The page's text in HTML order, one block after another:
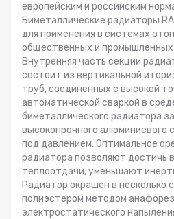
европейским и российским
Биметаллические радиаторы
для применения в системах
общественных и промышленных
Внутренняя часть секции
состоит из вертикальной и
труб, соединенных с высокой
автоматической сваркой в
биметаллического радиатора
высокопрочного алюминиевого
под давлением. Оптимальное
радиатора позволяют достичь
теплоотдачи, уменьшают
Радиатор окрашен в несколько
полиэстером методом
электростатического